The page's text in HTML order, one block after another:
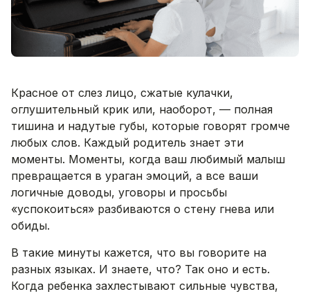
Красное от слез лицо, сжатые кулачки,
оглушительный крик или, наоборот, — полная
тишина и надутые губы, которые говорят громче
любых слов. Каждый родитель знает эти
моменты. Моменты, когда ваш любимый малыш
превращается в ураган эмоций, а все ваши
логичные доводы, уговоры и просьбы
«успокоиться» разбиваются о стену гнева или
обиды.
В такие минуты кажется, что вы говорите на
разных языках. И знаете, что? Так оно и есть.
Когда ребенка захлестывают сильные чувства,